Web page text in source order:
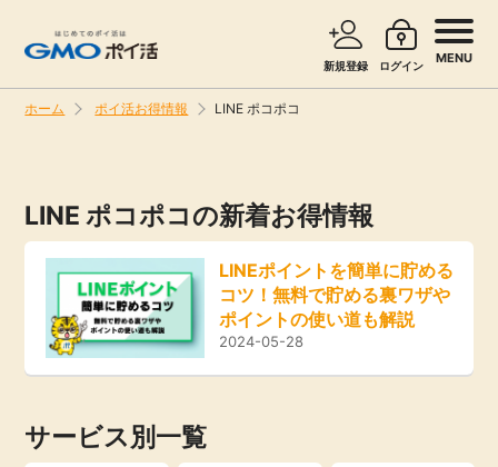
新規登録 ログイン MENU
ホーム ポイ活お得情報 LINE ポコポコ
お知らせ
新着
高還元
無料
旅行・レンタカー
無料サービス
エンタメ
LINE ポコポコの新着お得情報
LINEポイントを簡単に貯める
コツ！無料で貯める裏ワザや
ポイントの使い道も解説
2024-05-28
サービス別一覧